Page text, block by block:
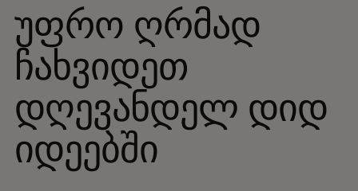
უფრო ღრმად
ჩახვიდეთ
დღევანდელ დიდ
იდეებში